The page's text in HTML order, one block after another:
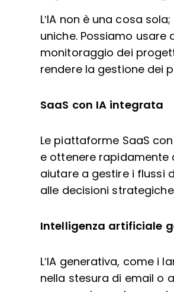
L’IA non è una cosa
uniche. Possiamo usare
monitoraggio dei
rendere la gestione dei
SaaS con IA integrata
Le piattaforme SaaS
e ottenere rapidamente
aiutare a gestire i flussi
alle decisioni
Intelligenza artificiale
L’IA generativa, come i
nella stesura di email o